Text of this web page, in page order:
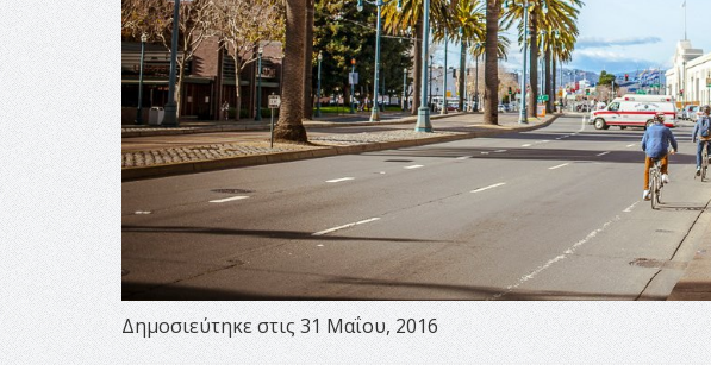
Δημοσιεύτηκε στις 31 Μαΐου, 2016